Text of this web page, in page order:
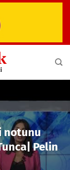
notunu
Pelin